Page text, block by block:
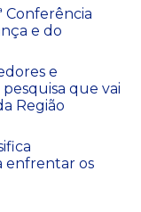
Conferência
e do
e
que vai
Região
enfrentar os